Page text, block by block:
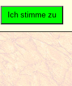
Ich stimme zu